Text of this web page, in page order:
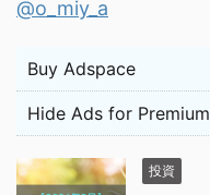
@o_miy_a
Buy Adspace
Hide Ads for
投資